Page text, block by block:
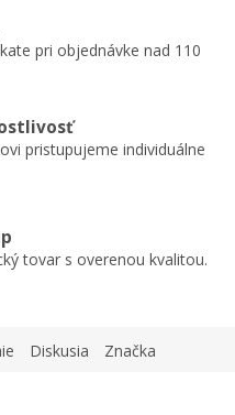
pri objednávke nad 110
pristupujeme individuálne
tovar s overenou kvalitou.
Diskusia Značka